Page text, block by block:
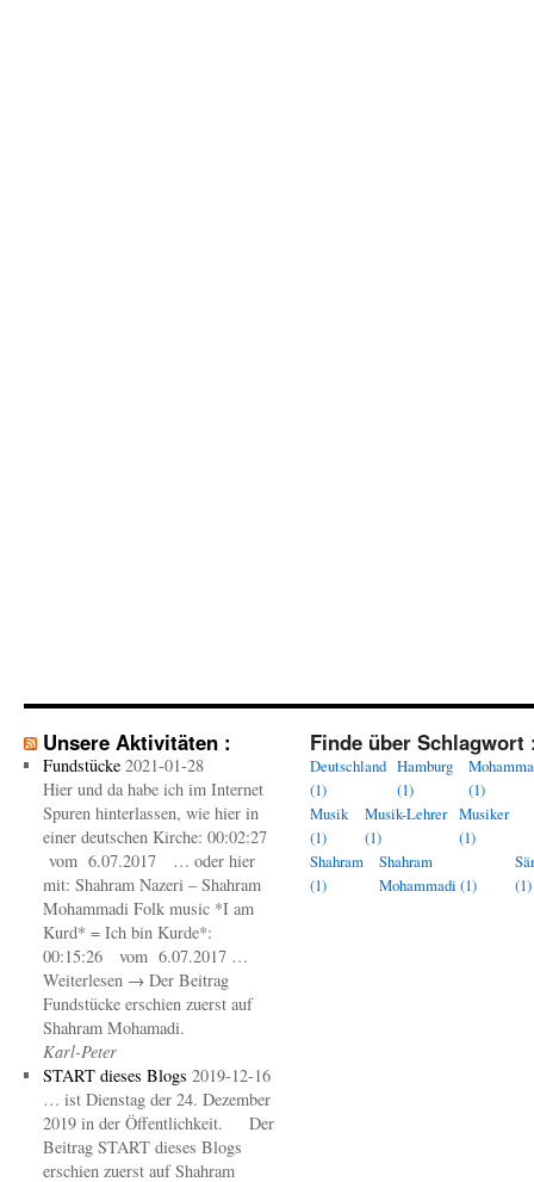
Unsere Aktivitäten :
Fundstücke 2021-01-28
Hier und da habe ich im Internet
Spuren hinterlassen, wie hier in
einer deutschen Kirche: 00:02:27
vom 6.07.2017 … oder hier
mit: Shahram Nazeri – Shahram
Mohammadi Folk music *I am
Kurd* = Ich bin Kurde*:
00:15:26 vom 6.07.2017 …
Weiterlesen → Der Beitrag
Fundstücke erschien zuerst auf
Shahram Mohamadi.
Karl-Peter
START dieses Blogs 2019-12-16
… ist Dienstag der 24. Dezember
2019 in der Öffentlichkeit. Der
Beitrag START dieses Blogs
erschien zuerst auf Shahram
Finde über Schlagwort
Deutschland
(1)
Hamburg
(1)
(1)
Musik
(1)
Musik-Lehrer
(1)
Musiker
(1)
Shahram
(1)
Shahram
Mohammadi (1)
(1)